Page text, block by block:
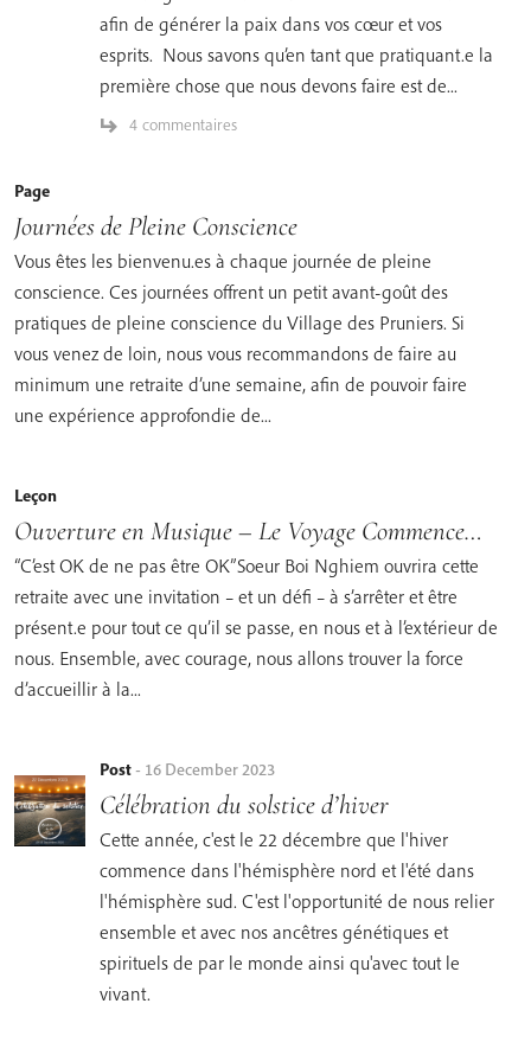
afin de générer la paix dans vos cœur et vos
esprits. Nous savons qu’en tant que pratiquant.e la
première chose que nous devons faire est de...
4 commentaires
Page
Journées de Pleine Conscience
Vous êtes les bienvenu.es à chaque journée de pleine
conscience. Ces journées offrent un petit avant-goût des
pratiques de pleine conscience du Village des Pruniers. Si
vous venez de loin, nous vous recommandons de faire au
minimum une retraite d’une semaine, afin de pouvoir faire
une expérience approfondie de...
Leçon
Ouverture en Musique – Le Voyage Commence…
“C’est OK de ne pas être OK”Soeur Boi Nghiem ouvrira cette
retraite avec une invitation – et un défi – à s’arrêter et être
présent.e pour tout ce qu’il se passe, en nous et à l’extérieur de
nous. Ensemble, avec courage, nous allons trouver la force
d’accueillir à la...
Post- 16 December 2023
Célébration du solstice d’hiver
Cette année, c'est le 22 décembre que l'hiver
commence dans l'hémisphère nord et l'été dans
l'hémisphère sud. C'est l'opportunité de nous relier
ensemble et avec nos ancêtres génétiques et
spirituels de par le monde ainsi qu'avec tout le
vivant.